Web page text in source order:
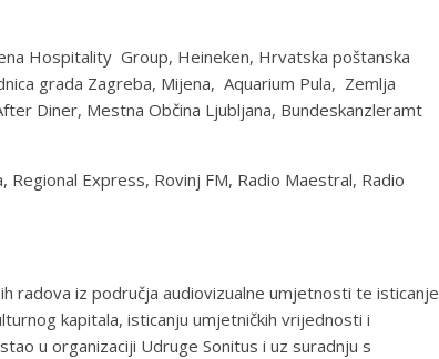
Hospitality Group, Heineken, Hrvatska poštanska
grada Zagreba, Mijena, Aquarium Pula, Zemlja
Diner, Mestna Občina Ljubljana, Bundeskanzleramt
Express, Rovinj FM, Radio Maestral, Radio
radova iz područja audiovizualne umjetnosti te isticanje
kapitala, isticanju umjetničkih vrijednosti i
u organizaciji Udruge Sonitus i uz suradnju s